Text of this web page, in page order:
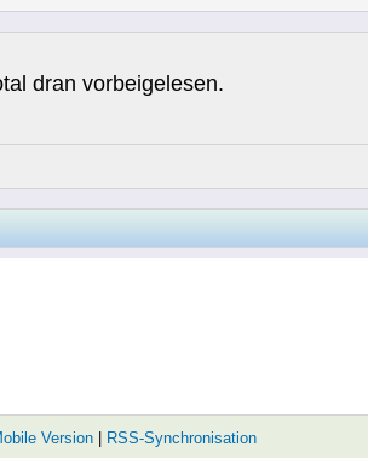
dran vorbeigelesen.
Version| RSS-Synchronisation